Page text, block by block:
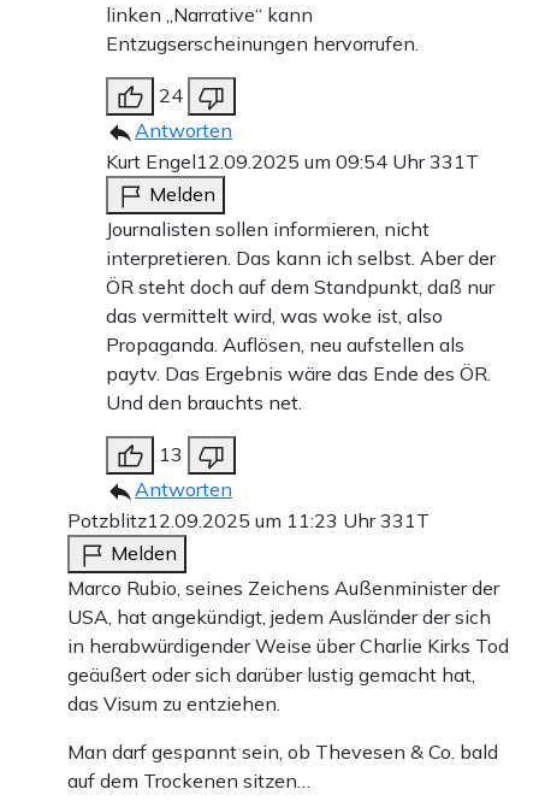
linken „Narrative“ kann
Entzugserscheinungen hervorrufen.
24
Antworten
Kurt Engel12.09.2025 um 09:54 Uhr331T
Melden
Journalisten sollen informieren, nicht
interpretieren. Das kann ich selbst. Aber der
ÖR steht doch auf dem Standpunkt, daß nur
das vermittelt wird, was woke ist, also
Propaganda. Auflösen, neu aufstellen als
paytv. Das Ergebnis wäre das Ende des ÖR.
Und den brauchts net.
13
Antworten
Potzblitz12.09.2025 um 11:23 Uhr331T
Melden
Marco Rubio, seines Zeichens Außenminister der
USA, hat angekündigt, jedem Ausländer der sich
in herabwürdigender Weise über Charlie Kirks Tod
geäußert oder sich darüber lustig gemacht hat,
das Visum zu entziehen.
Man darf gespannt sein, ob Thevesen & Co. bald
auf dem Trockenen sitzen…